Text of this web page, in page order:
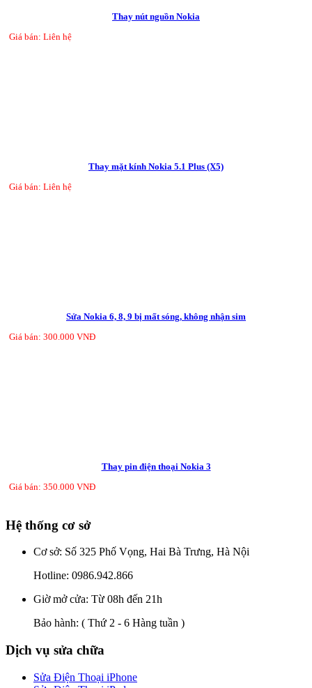
Thay nút nguồn Nokia
Giá bán: Liên hệ
Thay mặt kính Nokia 5.1 Plus (X5)
Giá bán: Liên hệ
Sửa Nokia 6, 8, 9 bị mất sóng, không nhận sim
Giá bán: 300.000 VNĐ
Thay pin điện thoại Nokia 3
Giá bán: 350.000 VNĐ
Hệ thống cơ sở
Cơ sở: Số 325 Phố Vọng, Hai Bà Trưng, Hà Nội
Hotline: 0986.942.866
Giờ mở cửa: Từ 08h đến 21h
Bảo hành: ( Thứ 2 - 6 Hàng tuần )
Dịch vụ sửa chữa
Sửa Điện Thoại iPhone